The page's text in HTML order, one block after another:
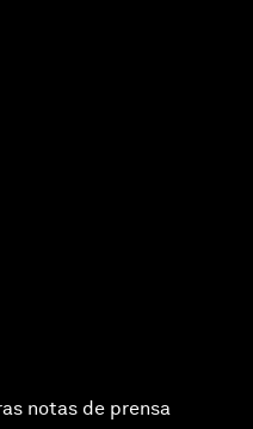
notas de prensa